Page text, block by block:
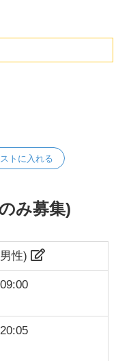
トに入れる
み募集)
男性)